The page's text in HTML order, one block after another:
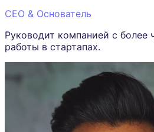
CEO & Основатель
Руководит компанией с
работы в стартапах.